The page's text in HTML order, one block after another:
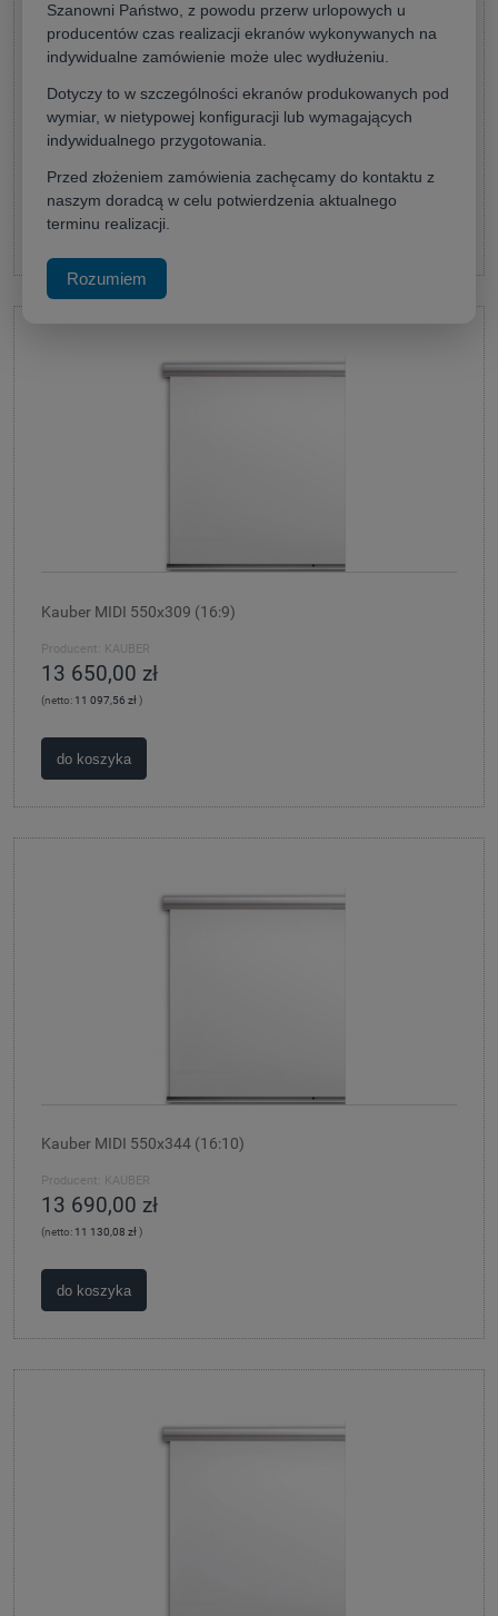
Producent: KAUBER
12 990,00 zł
do koszyka
Kauber MIDI 550x309 (16:9)
Producent: KAUBER
13 650,00 zł
(netto: 11 097,56 zł)
do koszyka
Kauber MIDI 550x344 (16:10)
Producent: KAUBER
13 690,00 zł
(netto: 11 130,08 zł)
do koszyka
Szanowni Państwo, z powodu przerw urlopowych u
producentów czas realizacji ekranów wykonywanych na
indywidualne zamówienie może ulec wydłużeniu.
Dotyczy to w szczególności ekranów produkowanych pod
wymiar, w nietypowej konfiguracji lub wymagających
indywidualnego przygotowania.
Przed złożeniem zamówienia zachęcamy do kontaktu z
naszym doradcą w celu potwierdzenia aktualnego
terminu realizacji.
Rozumiem